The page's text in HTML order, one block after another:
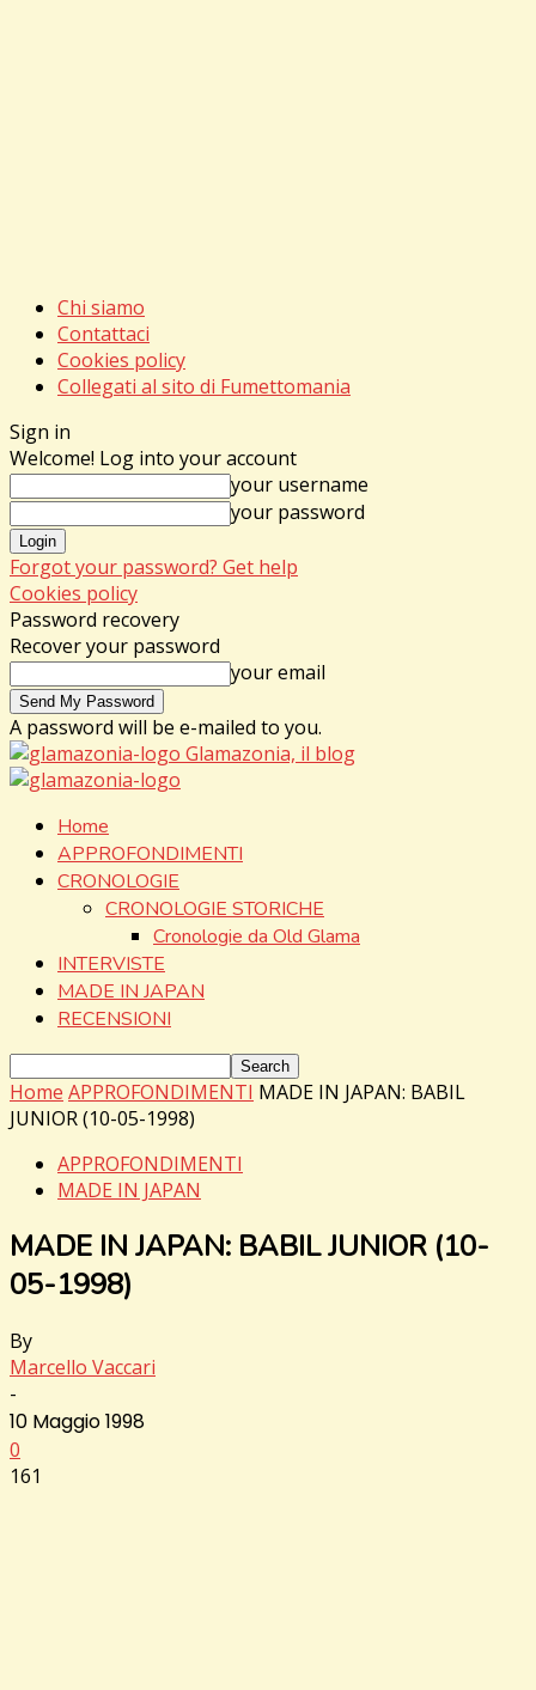
Chi siamo
Contattaci
Cookies policy
Collegati al sito di Fumettomania
Sign in
Welcome! Log into your account
your username
your password
Forgot your password? Get help
Cookies policy
Password recovery
Recover your password
your email
A password will be e-mailed to you.
Glamazonia, il blog
Home
APPROFONDIMENTI
CRONOLOGIE
CRONOLOGIE STORICHE
Cronologie da Old Glama
INTERVISTE
MADE IN JAPAN
RECENSIONI
Home APPROFONDIMENTI MADE IN JAPAN: BABIL
JUNIOR (10-05-1998)
APPROFONDIMENTI
MADE IN JAPAN
MADE IN JAPAN: BABIL JUNIOR (10-
05-1998)
By
Marcello Vaccari
-
10 Maggio 1998
0
161